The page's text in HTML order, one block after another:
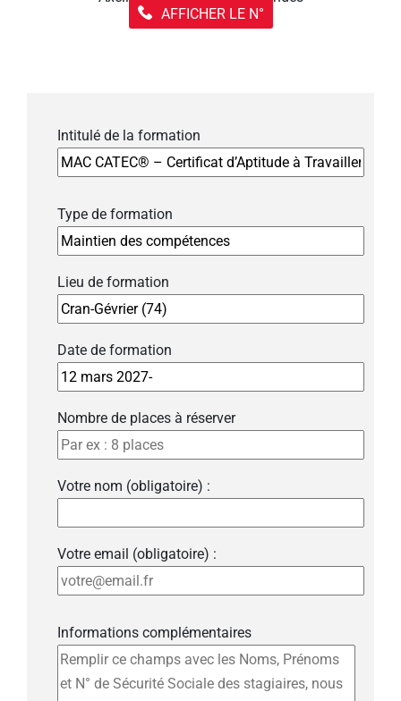
AFFICHER LE N°
Intitulé de la formation
Type de formation
Lieu de formation
Date de formation
Nombre de places à réserver
Votre nom (obligatoire) :
Votre email (obligatoire) :
Informations complémentaires